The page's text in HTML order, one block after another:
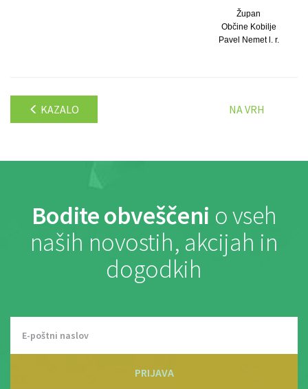
Župan
Občine Kobilje
Pavel Nemet l. r.
KAZALO NA VRH
Bodite obveščeni o vseh
naših novostih, akcijah in
dogodkih
PRIJAVA